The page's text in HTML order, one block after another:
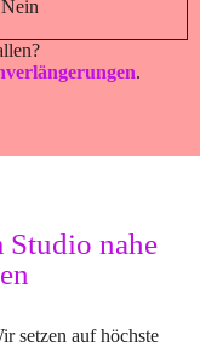
Nein
.
nahe
setzen auf höchste